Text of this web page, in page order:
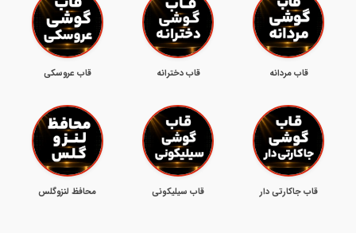
قاب مردانه قاب دخترانه قاب عروسکی
قاب جاکارتی دار قاب سیلیکونی محافظ لنزوگلس